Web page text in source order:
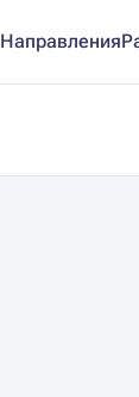
Направления